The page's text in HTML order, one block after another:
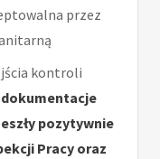
przez
kontroli
dokumentacje
pozytywnie
Pracy oraz